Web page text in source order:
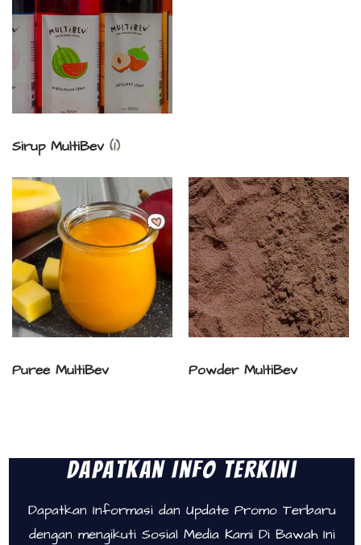
Sirup MultiBev (1)
Puree MultiBev Powder MultiBev
Dapatkan Info Terkini
Dapatkan Informasi dan Update Promo Terbaru
dengan mengikuti Sosial Media Kami Di Bawah Ini